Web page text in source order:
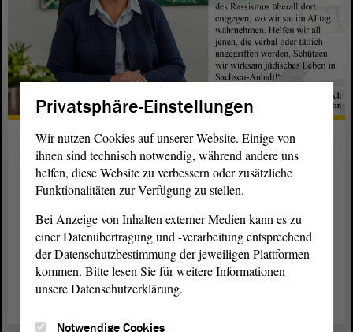
Landtagspräsidentin gedenkt in
Halle (Saale)
Ein Jahr nach der Terrortat in Halle (Saale) gedenkt
Sachsen-Anhalt im Oktober 2020 mit verschiedenen
Veranstaltungen der Opfer und Betroffenen.
Landtagspräsidentin Gabriele Brakebusch ruft eindringlich
zum Schutz jüdischen Lebens auf.
Privatsphäre-Einstellungen
Wir nutzen Cookies auf unserer Website. Einige von
ihnen sind technisch notwendig, während andere uns
helfen, diese Website zu verbessern oder zusätzliche
Funktionalitäten zur Verfügung zu stellen.
Bei Anzeige von Inhalten externer Medien kann es zu
einer Datenübertragung und -verarbeitung entsprechend
der Datenschutzbestimmung der jeweiligen Plattformen
kommen. Bitte lesen Sie für weitere Informationen
unsere Datenschutzerklärung.
Notwendige Cookies